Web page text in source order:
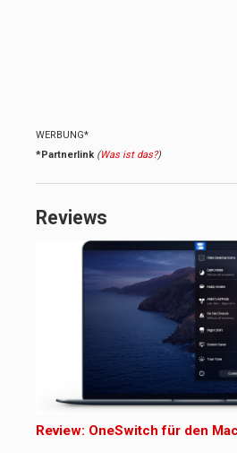
WERBUNG*
*Partnerlink (Was ist das?)
Reviews
Review: OneSwitch für den Mac